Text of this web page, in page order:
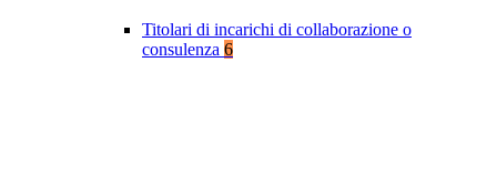
Titolari di incarichi di collaborazione o
consulenza 6